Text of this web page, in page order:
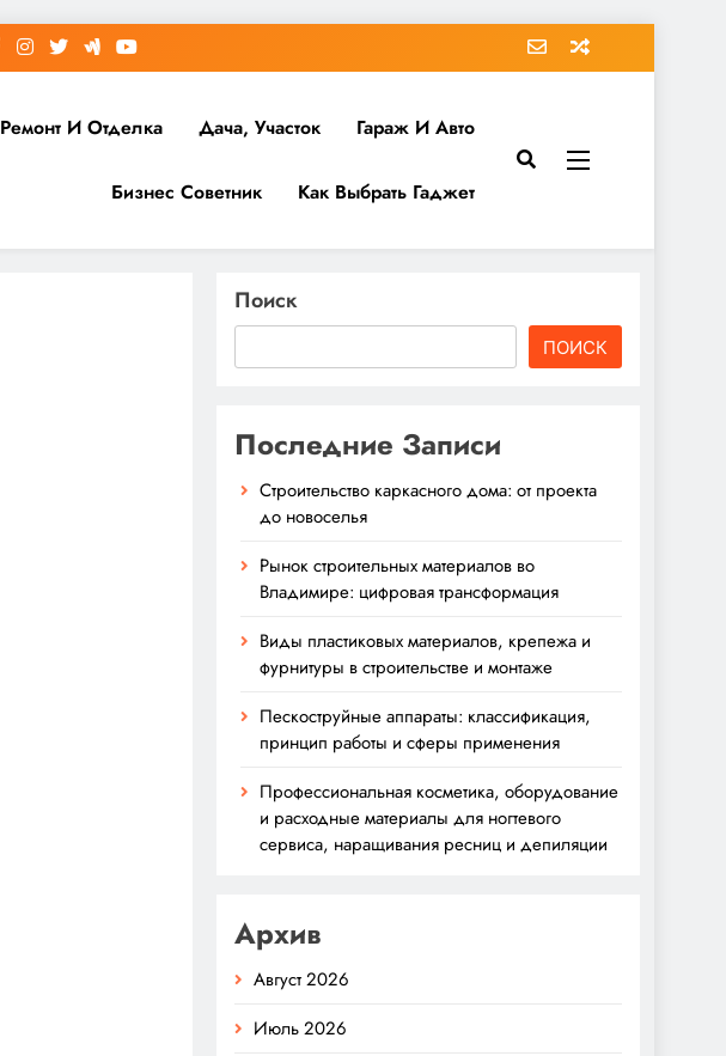
Ремонт И Отделка Дача, Участок Гараж И Авто
Бизнес Советник Как Выбрать Гаджет
Поиск
ПОИСК
Последние Записи
Строительство каркасного дома: от проекта
до новоселья
Рынок строительных материалов во
Владимире: цифровая трансформация
Виды пластиковых материалов, крепежа и
фурнитуры в строительстве и монтаже
Пескоструйные аппараты: классификация,
принцип работы и сферы применения
Профессиональная косметика, оборудование
и расходные материалы для ногтевого
сервиса, наращивания ресниц и депиляции
Архив
Август 2026
Июль 2026